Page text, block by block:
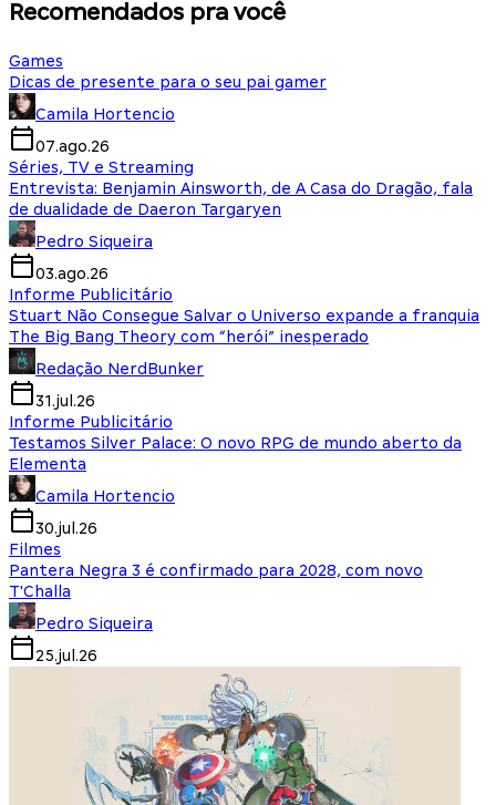
Recomendados pra você
Games
Dicas de presente para o seu pai gamer
Camila Hortencio
07.ago.26
Séries, TV e Streaming
Entrevista: Benjamin Ainsworth, de A Casa do Dragão, fala
de dualidade de Daeron Targaryen
Pedro Siqueira
03.ago.26
Informe Publicitário
Stuart Não Consegue Salvar o Universo expande a franquia
The Big Bang Theory com “herói” inesperado
Redação NerdBunker
31.jul.26
Informe Publicitário
Testamos Silver Palace: O novo RPG de mundo aberto da
Elementa
Camila Hortencio
30.jul.26
Filmes
Pantera Negra 3 é confirmado para 2028, com novo
T'Challa
Pedro Siqueira
25.jul.26